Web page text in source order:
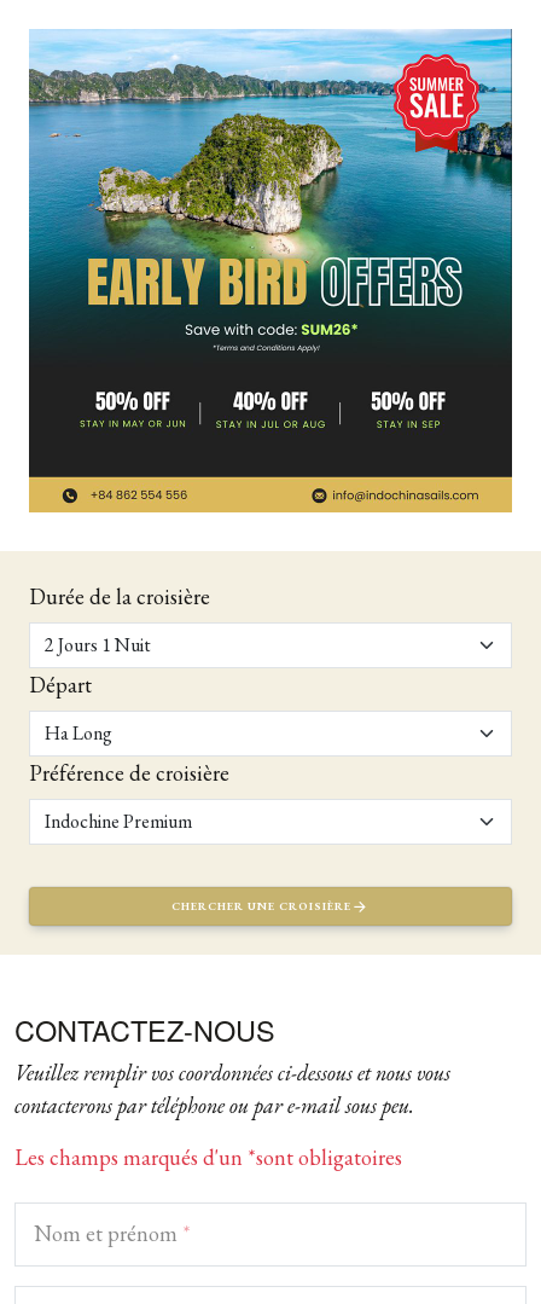
Durée de la croisière
Départ
Préférence de croisière
CHERCHER UNE CROISIÈRE
CONTACTEZ-NOUS
Veuillez remplir vos coordonnées ci-dessous et nous vous
contacterons par téléphone ou par e-mail sous peu.
Les champs marqués d'un *sont obligatoires
Nom et prénom *